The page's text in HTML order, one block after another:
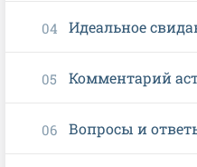
Идеальное
Комментарий
Вопросы и